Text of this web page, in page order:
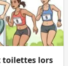
toilettes lors